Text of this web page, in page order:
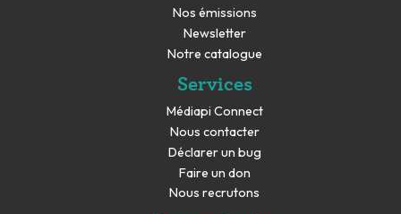
Nos émissions
Newsletter
Notre catalogue
Services
Médiapi Connect
Nous contacter
Déclarer un bug
Faire un don
Nous recrutons